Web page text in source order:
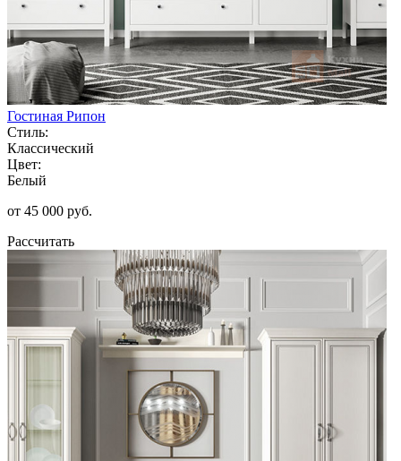
Гостиная Рипон
Стиль:
Классический
Цвет:
Белый
от 45 000 руб.
Рассчитать